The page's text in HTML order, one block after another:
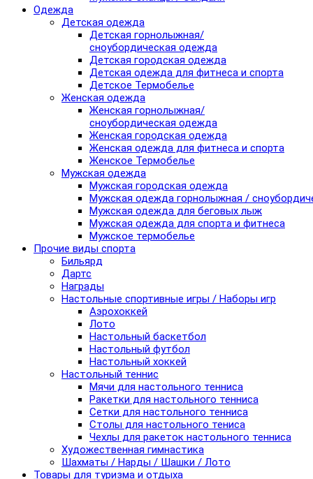
Одежда
Детская одежда
Детская горнолыжная/
сноубордическая одежда
Детская городская одежда
Детская одежда для фитнеса и спорта
Детское Термобелье
Женская одежда
Женская горнолыжная/
сноубордическая одежда
Женская городская одежда
Женская одежда для фитнеса и спорта
Женское Термобелье
Мужская одежда
Мужская городская одежда
Мужская одежда горнолыжная /
Мужская одежда для беговых лыж
Мужская одежда для спорта и фитнеса
Мужское термобелье
Прочие виды спорта
Бильярд
Дартс
Награды
Настольные спортивные игры / Наборы игр
Аэрохоккей
Лото
Настольный баскетбол
Настольный футбол
Настольный хоккей
Настольный теннис
Мячи для настольного тенниса
Ракетки для настольного тенниса
Сетки для настольного тенниса
Столы для настольного тениса
Чехлы для ракеток настольного тенниса
Художественная гимнастика
Шахматы / Нарды / Шашки / Лото
Товары для туризма и отдыха